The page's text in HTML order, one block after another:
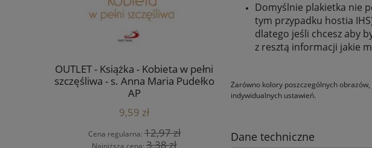
OUTLET - Książka - Kobieta w pełni
szczęśliwa - s. Anna Maria Pudełko
AP
9,59 zł
Cena regularna:12,97 zł
Najniższa cena: 3,38 zł
OUTLET
Cena regularna:860,00 zł
860,00 zł
Domyślnie plakietka nie
tym przypadku hostia
dlatego jeśli chcesz aby
z resztą informacji jakie
Zarówno kolory poszczególnych
indywidualnych ustawień.
Dane techniczne